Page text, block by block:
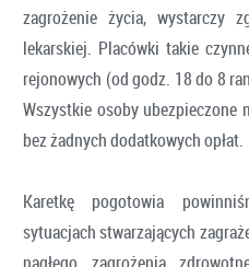
zagrożenie życia, wystarczy
lekarskiej. Placówki takie
rejonowych (od godz. 18 do 8
Wszystkie osoby
bez żadnych dodatkowych opłat.
Karetkę pogotowia
sytuacjach stwarzających